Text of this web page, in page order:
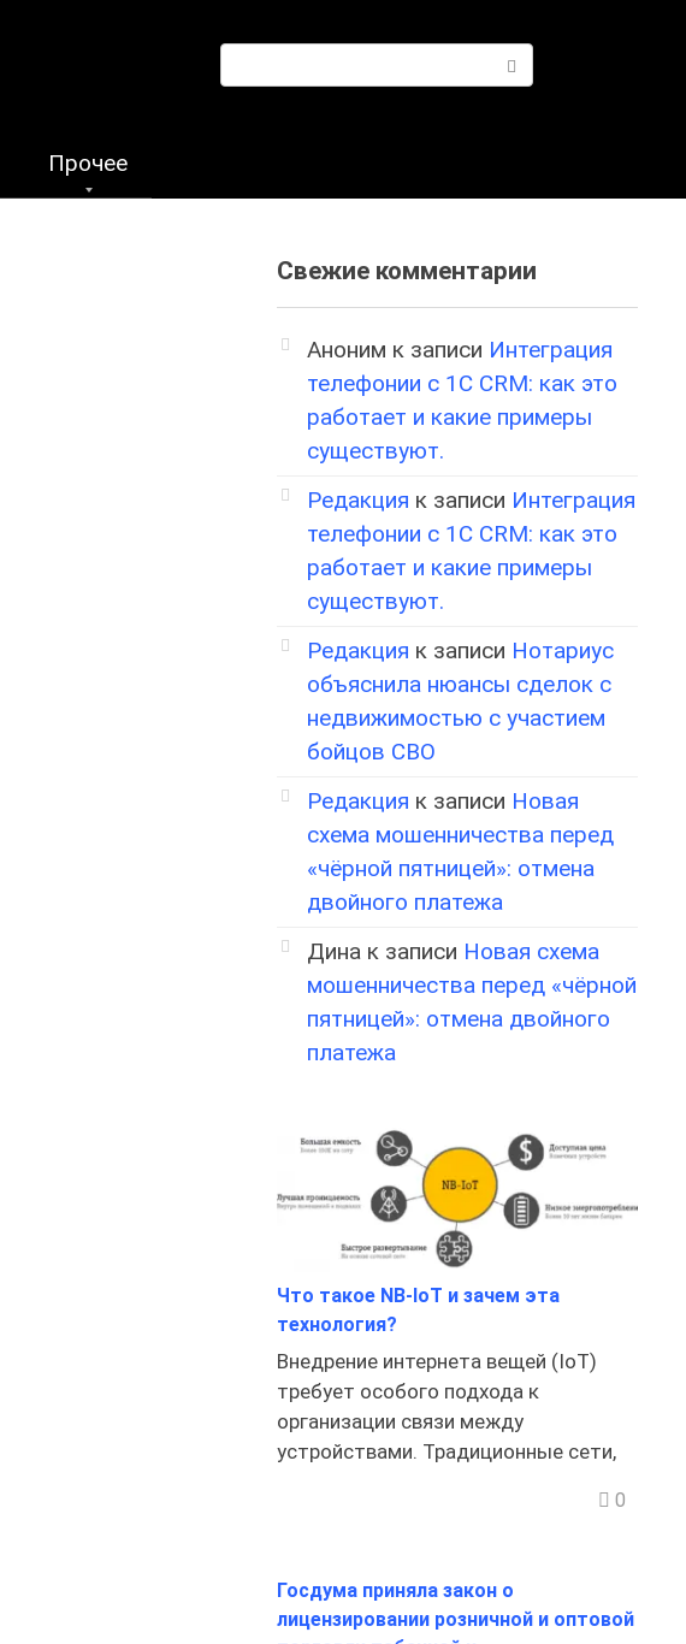
Прочее
Свежие комментарии
Аноним к записи Интеграция
телефонии с 1С CRM: как это
работает и какие примеры
существуют.
Редакция к записи Интеграция
телефонии с 1С CRM: как это
работает и какие примеры
существуют.
Редакция к записи Нотариус
объяснила нюансы сделок с
недвижимостью с участием
бойцов СВО
Редакция к записи Новая
схема мошенничества перед
«чёрной пятницей»: отмена
двойного платежа
Дина к записи Новая схема
мошенничества перед «чёрной
пятницей»: отмена двойного
платежа
Что такое NB-IoT и зачем эта
технология?
Внедрение интернета вещей (IoT)
требует особого подхода к
организации связи между
устройствами. Традиционные сети,
0
Госдума приняла закон о
лицензировании розничной и оптовой